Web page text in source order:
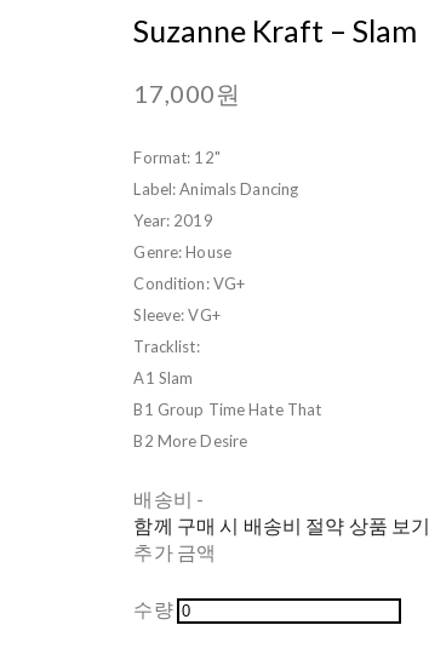
Suzanne Kraft ‎– Slam
17,000원
Format: 12"
Label: Animals Dancing
Year: 2019
Genre: House
Condition: VG+
Sleeve: VG+
Tracklist:
A1 Slam
B1 Group Time Hate That
B2 More Desire
배송비 -
함께 구매 시 배송비 절약 상품 보기
추가 금액
수량